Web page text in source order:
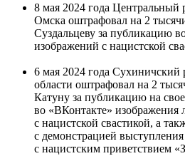
8 мая 2024 года Центральный
Омска оштрафовал на 2
Суздальцеву за публикацию
изображений с нацистской
6 мая 2024 года
области оштрафовал на 2
Катуну за публикацию на
во «ВКонтакте» изображения
с нацистской свастикой, а
с демонстрацией
с нацистским приветствием